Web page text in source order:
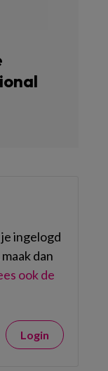
ingelogd
dan
ook de
Login